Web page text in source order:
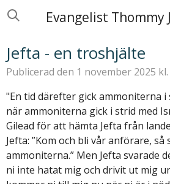
Hoppa
Evangelist Thommy
Jefta - en troshjälte
Publicerad den 1 november 2025 kl.
"En tid därefter gick ammoniterna i
när ammoniterna gick i strid med
Gilead för att hämta Jefta från
Jefta: ”Kom och bli vår anförare,
ammoniterna.” Men Jefta svarade
ni inte hatat mig och drivit ut mig